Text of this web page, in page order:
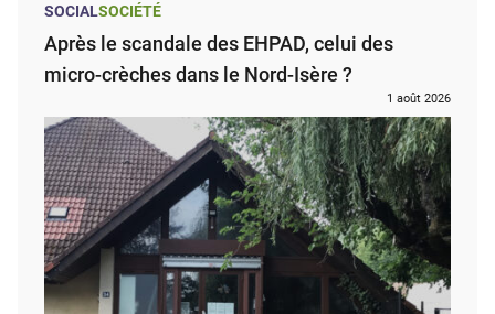
SOCIALSOCIÉTÉ
Après le scandale des EHPAD, celui des
micro-crèches dans le Nord-Isère ?
1 août 2026